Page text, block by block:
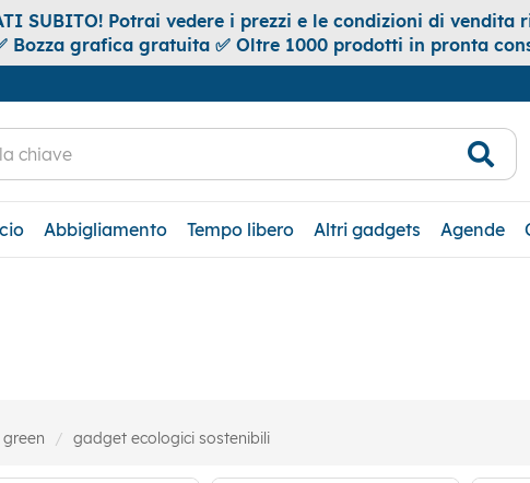
SUBITO! Potrai vedere i prezzi e le condizioni di vendita
Bozza grafica gratuita ✅ Oltre 1000 prodotti in pronta
Abbigliamento Tempo libero Altri gadgets Agende
green gadget ecologici sostenibili